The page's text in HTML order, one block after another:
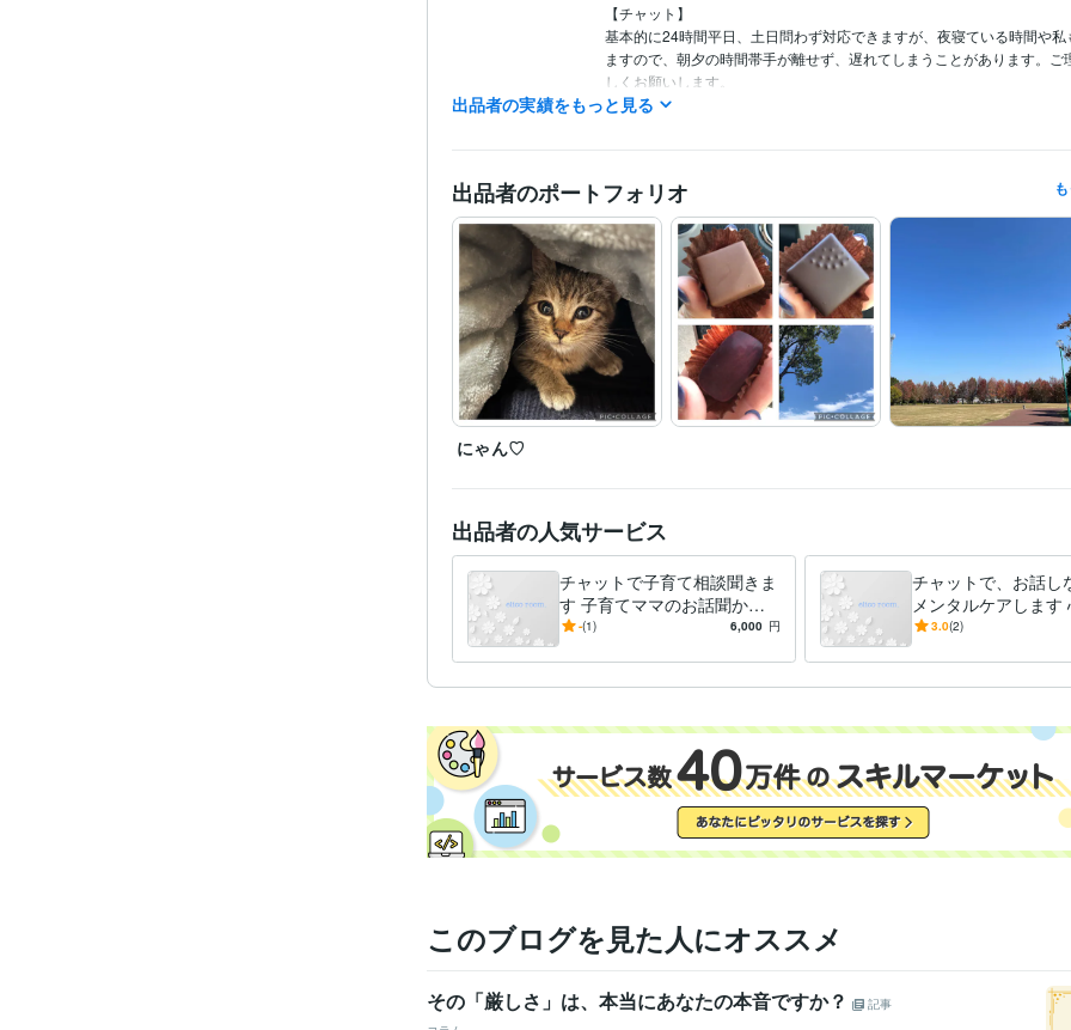
【チャット】
基本的に24時間平日、土日問わず対応できますが、夜寝ている時間や
ますので、朝夕の時間帯手が離せず、遅れてしまうことがあります。ご
しくお願いします。
資格・検定 認定心理士
得意分野 悩み相談・カウンセリング
出品者の実績をもっと見る
出品者のポートフォリオ
にゃん♡
出品者の人気サービス
チャットで子育て相談聞きま
す 子育てママのお話聞かせ
てくださいね！
-(1) 6,000 円
チャットで、お話し
メンタルケアします
れていませんか？ハ
3.0(2)
このブログを見た人にオススメ
その「厳しさ」は、本当にあなたの本音ですか？
記事